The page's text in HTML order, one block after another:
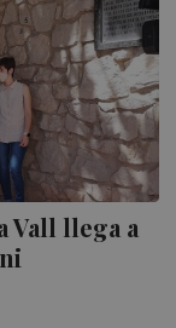
Vall llega a